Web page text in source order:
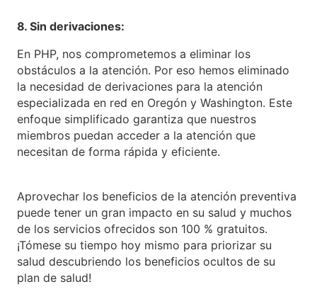
8. Sin derivaciones:
En PHP, nos comprometemos a eliminar los
obstáculos a la atención. Por eso hemos eliminado
la necesidad de derivaciones para la atención
especializada en red en Oregón y Washington. Este
enfoque simplificado garantiza que nuestros
miembros puedan acceder a la atención que
necesitan de forma rápida y eficiente.
Aprovechar los beneficios de la atención preventiva
puede tener un gran impacto en su salud y muchos
de los servicios ofrecidos son 100 % gratuitos.
¡Tómese su tiempo hoy mismo para priorizar su
salud descubriendo los beneficios ocultos de su
plan de salud!